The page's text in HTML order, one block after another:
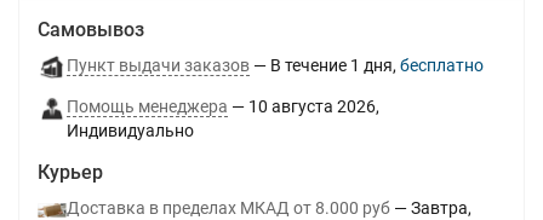
Самовывоз
Пункт выдачи заказов В течение 1 дня Бесплатно
Помощь менеджера
10 августа 2026
Индивидуально
Курьер
Доставка в пределах МКАД от 8.000 руб
Завтра